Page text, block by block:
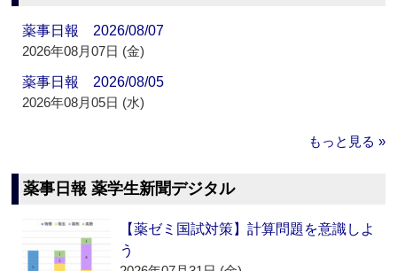
薬事日報 2026/08/07
2026年08月07日 (金)
薬事日報 2026/08/05
2026年08月05日 (水)
もっと見る »
薬事日報 薬学生新聞デジタル
【薬ゼミ国試対策】計算問題を意識しよ
う